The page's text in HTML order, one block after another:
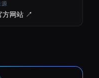
源
方网站 ↗︎